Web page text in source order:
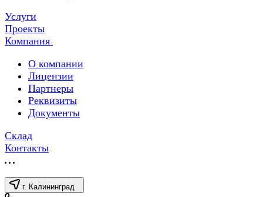
Услуги
Проекты
Компания
О компании
Лицензии
Партнеры
Реквизиты
Документы
Склад
Контакты
г. Калининград